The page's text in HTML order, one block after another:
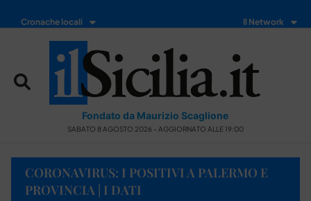
Cronache locali Il Network
Fondato da Maurizio Scaglione
SABATO 8 AGOSTO 2026 - AGGIORNATO ALLE 19:00
CORONAVIRUS: I POSITIVI A PALERMO E
PROVINCIA | I DATI